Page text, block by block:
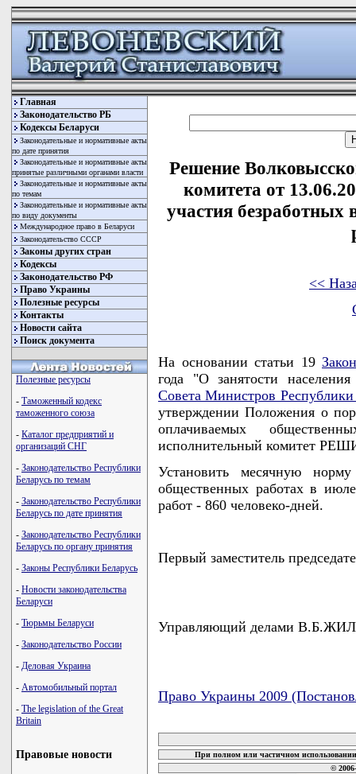
Главная
Законодательство РБ
Кодексы Беларуси
Законодательные и нормативные акты
по дате принятия
Законодательные и нормативные акты
принятые различными органами власти
Законодательные и нормативные акты
по темам
Законодательные и нормативные акты
по виду документы
Международное право в Беларуси
Законодательство СССР
Законы других стран
Кодексы
Законодательство РФ
Право Украины
Полезные ресурсы
Контакты
Новости сайта
Поиск документа
Полезные ресурсы
- Таможенный кодекс
таможенного союза
- Каталог предприятий и
организаций СНГ
- Законодательство Республики
Беларусь по темам
- Законодательство Республики
Беларусь по дате принятия
- Законодательство Республики
Беларусь по органу принятия
- Законы Республики Беларусь
- Новости законодательства
Беларуси
- Тюрьмы Беларуси
- Законодательство России
- Деловая Украина
- Автомобильный портал
- The legislation of the Great
Britain
Правовые новости
Решение
комитета от
участия
<<
На основании статьи 19
года "О занятости
Совета Министров Республики
утверждении Положения о
оплачиваемых
исполнительный комитет
Установить месячную
общественных работах в
работ - 860 человеко-дней.
Первый заместитель
Управляющий делами
Право Украины 2009
При полном или частичном
©